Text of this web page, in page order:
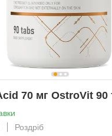
70 мг OstroVit 90
Роздріб